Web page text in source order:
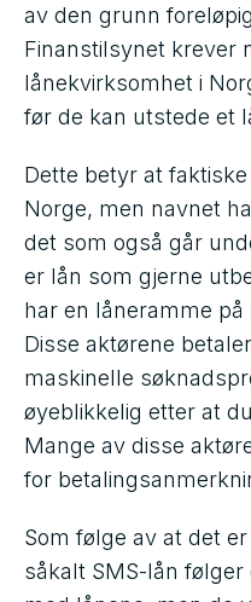
av den grunn
Finanstilsynet krever
lånekvirksomhet i
før de kan utstede et
Dette betyr at
Norge, men navnet
det som også går
er lån som gjerne
har en låneramme
Disse aktørene
maskinelle
øyeblikkelig etter at
Mange av disse
for
Som følge av at det
såkalt SMS-lån